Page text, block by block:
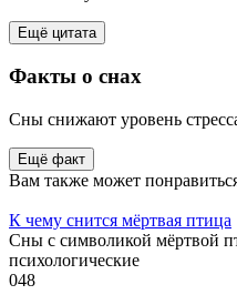
Ещё цитата
Факты о снах
Сны снижают уровень
Ещё факт
Вам также может
К чему снится мёртвая птица
Сны с символикой мёртвой
психологические
048